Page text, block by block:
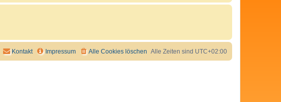
Alle Zeiten sind UTC+02:00
Alle Cookies löschen
Impressum
Kontakt